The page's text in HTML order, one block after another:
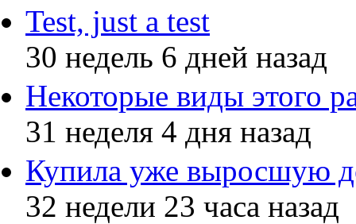
Test, just a test
30 недель 6 дней назад
Некоторые виды этого
31 неделя 4 дня назад
Купила уже выросшую
32 недели 23 часа назад